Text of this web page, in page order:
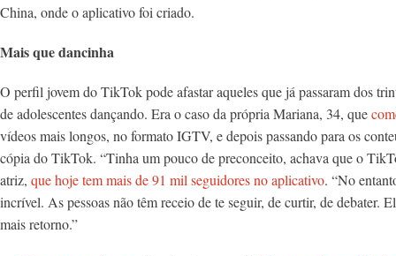
China, onde o aplicativo foi criado.
Mais que dancinha
O perfil jovem do TikTok pode afastar aqueles que já passaram dos
de adolescentes dançando. Era o caso da própria Mariana, 34, que
vídeos mais longos, no formato IGTV, e depois passando para os
cópia do TikTok. “Tinha um pouco de preconceito, achava que o
atriz, que hoje tem mais de 91 mil seguidores no aplicativo. “No
incrível. As pessoas não têm receio de te seguir, de curtir, de debater.
mais retorno.”